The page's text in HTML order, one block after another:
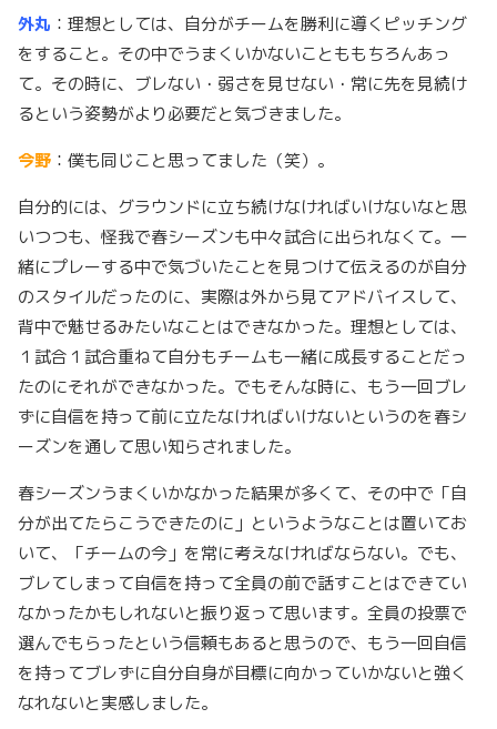
外丸 ：理想としては、自分がチームを勝利に導くピッチング
をすること。その中でうまくいかないことももちろんあっ
て。その時に、ブレない・弱さを見せない・常に先を見続け
るという姿勢がより必要だと気づきました。
今野 ：僕も同じこと思ってました（笑）。
自分的には、グラウンドに立ち続けなければいけないなと思
いつつも、怪我で春シーズンも中々試合に出られなくて。一
緒にプレーする中で気づいたことを見つけて伝えるのが自分
のスタイルだったのに、実際は外から見てアドバイスして、
背中で魅せるみたいなことはできなかった。理想としては、
１試合１試合重ねて自分もチームも一緒に成長することだっ
たのにそれができなかった。でもそんな時に、もう一回ブレ
ずに自信を持って前に立たなければいけないというのを春シ
ーズンを通して思い知らされました。
春シーズンうまくいかなかった結果が多くて、その中で「自
分が出てたらこうできたのに」というようなことは置いてお
いて、「チームの今」を常に考えなければならない。でも、
ブレてしまって自信を持って全員の前で話すことはできてい
なかったかもしれないと振り返って思います。全員の投票で
選んでもらったという信頼もあると思うので、もう一回自信
を持ってブレずに自分自身が目標に向かっていかないと強く
なれないと実感しました。